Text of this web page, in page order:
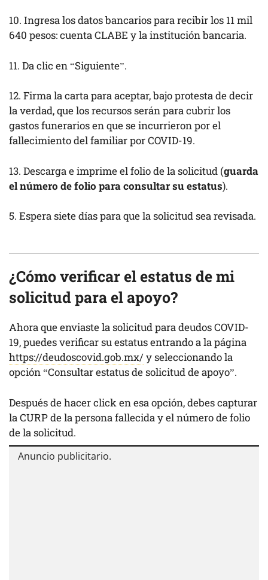
10. Ingresa los datos bancarios para recibir los 11 mil
640 pesos: cuenta CLABE y la institución bancaria.
11. Da clic en “Siguiente”.
12. Firma la carta para aceptar, bajo protesta de decir
la verdad, que los recursos serán para cubrir los
gastos funerarios en que se incurrieron por el
fallecimiento del familiar por COVID-19.
13. Descarga e imprime el folio de la solicitud (guarda
el número de folio para consultar su estatus).
5. Espera siete días para que la solicitud sea revisada.
¿Cómo verificar el estatus de mi
solicitud para el apoyo?
Ahora que enviaste la solicitud para deudos COVID-
19, puedes verificar su estatus entrando a la página
https://deudoscovid.gob.mx/y seleccionando la
opción “Consultar estatus de solicitud de apoyo”.
Después de hacer click en esa opción, debes capturar
la CURP de la persona fallecida y el número de folio
de la solicitud.